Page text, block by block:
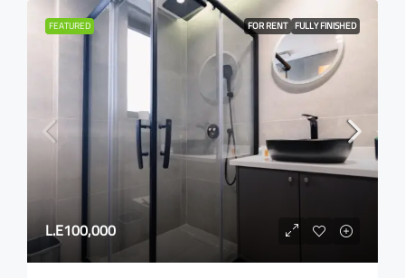
FEATURED FOR RENT FULLY FINISHED
L.E100,000